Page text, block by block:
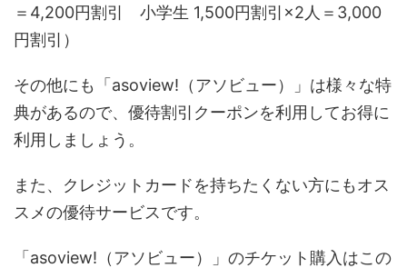
＝4,200円割引 小学生 1,500円割引×2人＝3,000
円割引）
その他にも「asoview!（アソビュー）」は様々な特
典があるので、優待割引クーポンを利用してお得に
利用しましょう。
また、クレジットカードを持ちたくない方にもオス
スメの優待サービスです。
「asoview!（アソビュー）」のチケット購入はこの